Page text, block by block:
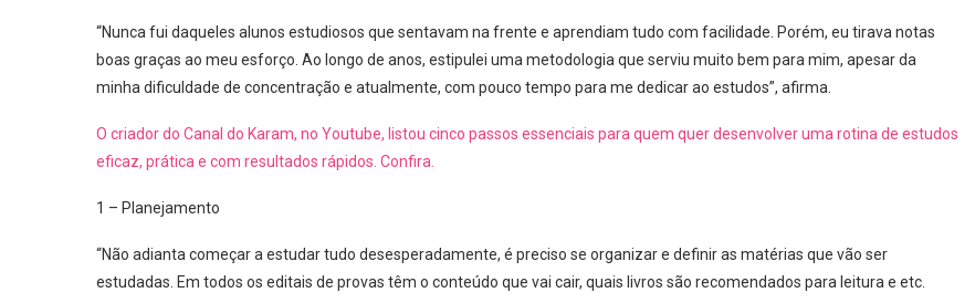
“Nunca fui daqueles alunos estudiosos que sentavam na frente e aprendiam tudo com facilidade. Porém, eu tirava notas
boas graças ao meu esforço. Ao longo de anos, estipulei uma metodologia que serviu muito bem para mim, apesar da
minha dificuldade de concentração e atualmente, com pouco tempo para me dedicar ao estudos”, afirma.
O criador do Canal do Karam, no Youtube, listou cinco passos essenciais para quem quer desenvolver uma rotina de estudos
eficaz, prática e com resultados rápidos. Confira.
1 – Planejamento
“Não adianta começar a estudar tudo desesperadamente, é preciso se organizar e definir as matérias que vão ser
estudadas. Em todos os editais de provas têm o conteúdo que vai cair, quais livros são recomendados para leitura e etc.